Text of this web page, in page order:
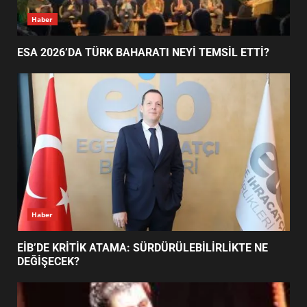
4
5
UZATILDI: NE DEĞİŞTİ?
6
BURHANİYE SATRANÇ
TURNUVASI KAYITLARI NEYİ
DEĞİŞTİRİYOR?
BURHANİYE BELEDİYESPOR’DA
YENİ YÖNETİM NASIL
Haber
ESA 2026’DA TÜRK BAHARATI NEYİ TEMSİL ETTİ?
Haber
EİB’DE KRİTİK ATAMA: SÜRDÜRÜLEBİLİRLİKTE NE
DEĞİŞECEK?